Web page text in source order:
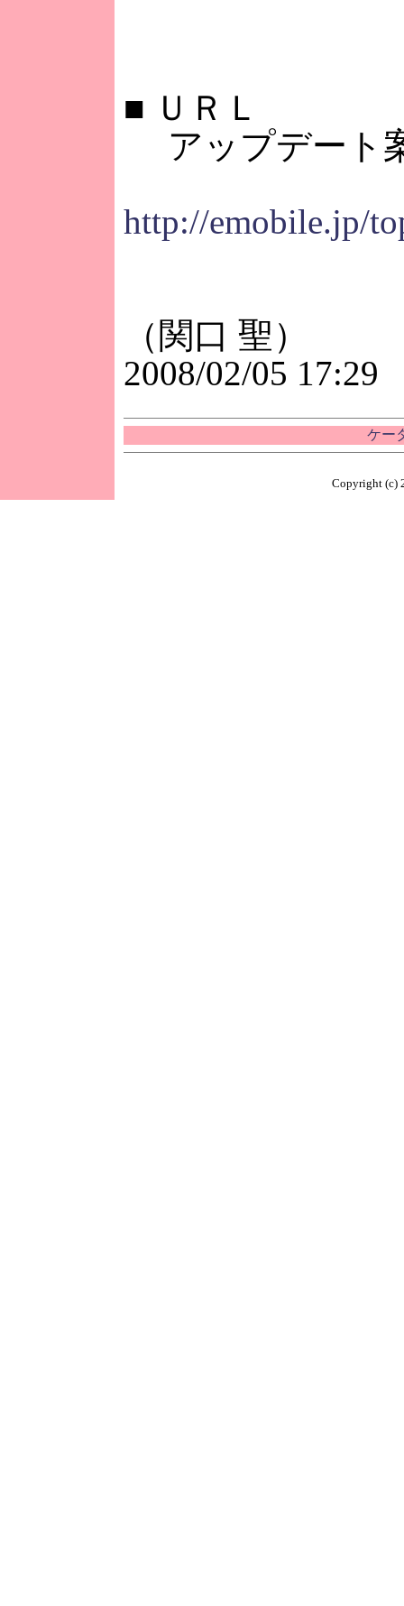
■ ＵＲＬ
アップデート
http://emobile.jp/
（関口 聖）
2008/02/05 17:29
ケー
Copyright (c)